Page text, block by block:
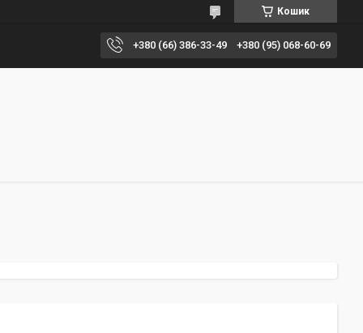
Кошик
+380 (66) 386-33-49 +380 (95) 068-60-69